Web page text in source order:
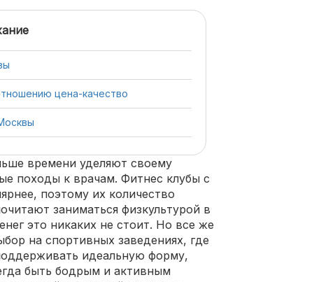
цена-качество
времени уделяют своему
походы к врачам. Фитнес клубы с
поэтому их количество
заниматься физкультурой в
это никаких не стоит. Но все же
на спортивных заведениях, где
идеальную форму,
быть бодрым и активным